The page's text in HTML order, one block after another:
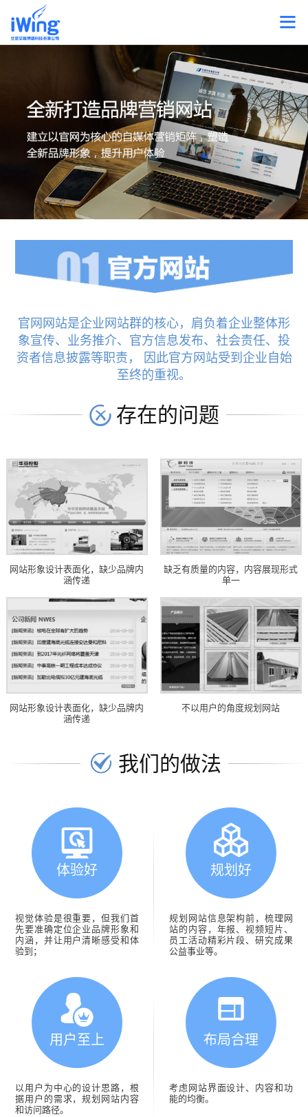
官网网站是企业网站群的核心，肩负着企业整体形
象宣传、业务推介、官方信息发布、社会责任、投
资者信息披露等职责， 因此官方网站受到企业自始
至终的重视。
存在的问题
网站形象设计表面化，缺少品牌内
涵传递
缺乏有质量的内容，内容展现形式
单一
网站形象设计表面化，缺少品牌内
涵传递
不以用户的角度规划网站
我们的做法
体验好
视觉体验是很重要，但我们首
先要准确定位企业品牌形象和
内涵，并让用户清晰感受和体
验到；
规划好
规划网站信息架构前，梳理网
站的内容，年报、视频短片、
员工活动精彩片段、研究成果
公益事业等。
用户至上
以用户为中心的设计思路，根
据用户的需求，规划网站内容
和访问路径。
布局合理
考虑网站界面设计、内容和功
能的均衡。